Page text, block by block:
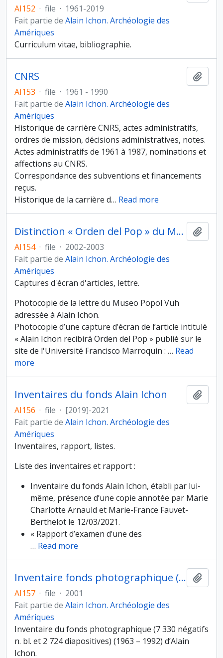
AI152 · file · 1961-2019
Fait partie de Alain Ichon. Archéologie des
Amériques
Curriculum vitae, bibliographie.
CNRS
AI153 · file · 1961 - 1990
Fait partie de Alain Ichon. Archéologie des
Amériques
Historique de carrière CNRS, actes administratifs,
ordres de mission, décisions administratives, notes.
Actes administratifs de 1961 à 1987, nominations et
affections au CNRS.
Correspondance des subventions et financements
reçus.
Historique de la carrière d… Read more
Distinction « Orden del Pop » du Musée du Popol Vuh (Guatemala)
AI154 · file · 2002-2003
Fait partie de Alain Ichon. Archéologie des
Amériques
Captures d'écran d'articles, lettre.
Photocopie de la lettre du Museo Popol Vuh
adressée à Alain Ichon.
Photocopie d’une capture d’écran de l’article intitulé
« Alain Ichon recibirá Orden del Pop » publié sur le
site de l'Université Francisco Marroquin : … Read
more
Inventaires du fonds Alain Ichon
AI156 · file · [2019]-2021
Fait partie de Alain Ichon. Archéologie des
Amériques
Inventaires, rapport, listes.
Liste des inventaires et rapport :
Inventaire du fonds Alain Ichon, établi par lui-
même, présence d’une copie annotée par Marie
Charlotte Arnauld et Marie-France Fauvet-
Berthelot le 12/03/2021.
« Rapport d’examen d’une des
… Read more
Inventaire fonds photographique (1963 – 1992) d’Alain Ichon donné au Musée de l’Homme en 2001
AI157 · file · 2001
Fait partie de Alain Ichon. Archéologie des
Amériques
Inventaire du fonds photographique (7 330 négatifs
n. bl. et 2 724 diapositives) (1963 – 1992) d’Alain
Ichon.